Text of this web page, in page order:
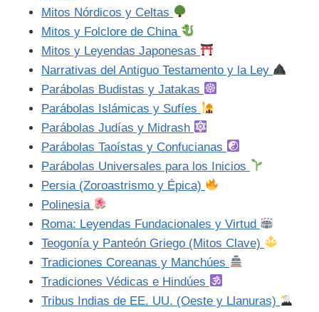
Mitos Nórdicos y Celtas
Mitos y Folclore de China
Mitos y Leyendas Japonesas
Narrativas del Antiguo Testamento y la Ley
Parábolas Budistas y Jatakas
Parábolas Islámicas y Sufíes
Parábolas Judías y Midrash
Parábolas Taoístas y Confucianas
Parábolas Universales para los Inicios
Persia (Zoroastrismo y Épica)
Polinesia
Roma: Leyendas Fundacionales y Virtud
Teogonía y Panteón Griego (Mitos Clave)
Tradiciones Coreanas y Manchúes
Tradiciones Védicas e Hindúes
Tribus Indias de EE. UU. (Oeste y Llanuras)